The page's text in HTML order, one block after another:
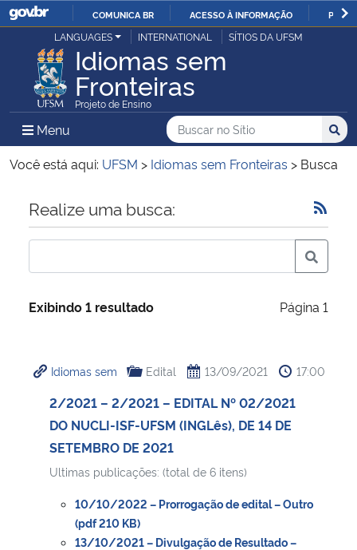
IR
PARA
O
COMUNICA BR ACESSO À INFORMAÇÃO
Ministério da Justiça e Segurança Pública
Ministério da Defesa
Ministério das Relações Exteriores
Ministério da Economia
Ministério da Infraestrutura
Ministério da Cidadania
Ministério de Minas e Energia
Ministério da Ciência, Tecnologia, Inovações e Comunicações
Ministério do Meio Ambiente
LANGUAGES INTERNATIONAL SÍTIOS DA UFSM
Idiomas sem
Fronteiras
Projeto de Ensino
Menu Menu Principal do Sítio
Busca
Buscar no no Sítio
Busca:
Você está aqui: UFSM > Idiomas sem Fronteiras > Busca
Início do conteúdo
Realize uma busca:
Exibindo 1 resultado Página 1
Idiomas sem Edital 13/09/2021 17:00
2/2021 – 2/2021 – EDITAL Nº 02/2021
DO NUCLI-ISF-UFSM (INGLês), DE 14 DE
SETEMBRO DE 2021
Ultimas publicações: (total de 6 itens)
10/10/2022 – Prorrogação de edital – Outro
(pdf 210 KB)
13/10/2021 – Divulgação de Resultado –